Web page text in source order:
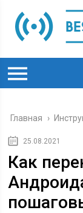
Главная ›
25.08.2021
Как